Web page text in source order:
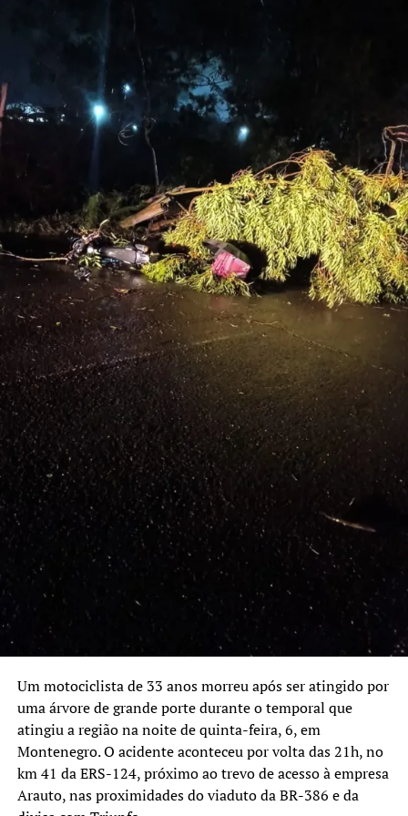
Um motociclista de 33 anos morreu após ser atingido por
uma árvore de grande porte durante o temporal que
atingiu a região na noite de quinta-feira, 6, em
Montenegro. O acidente aconteceu por volta das 21h, no
km 41 da ERS-124, próximo ao trevo de acesso à empresa
Arauto, nas proximidades do viaduto da BR-386 e da